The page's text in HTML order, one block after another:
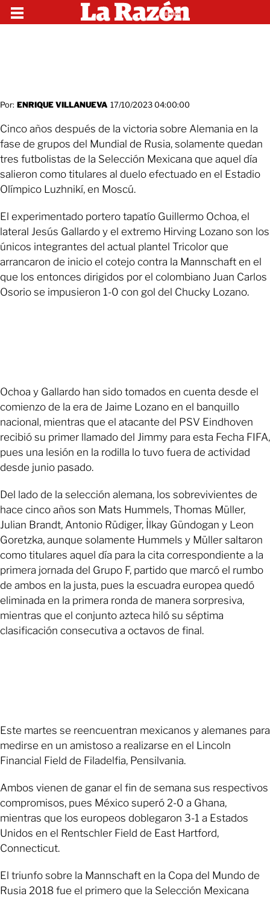
Por: ENRIQUE VILLANUEVA 17/10/2023 04:00:00
Cinco años después de la victoria sobre Alemania en la
fase de grupos del Mundial de Rusia, solamente quedan
tres futbolistas de la Selección Mexicana que aquel día
salieron como titulares al duelo efectuado en el Estadio
Olímpico Luzhnikí, en Moscú.
El experimentado portero tapatío Guillermo Ochoa, el
lateral Jesús Gallardo y el extremo Hirving Lozano son los
únicos integrantes del actual plantel Tricolor que
arrancaron de inicio el cotejo contra la Mannschaft en el
que los entonces dirigidos por el colombiano Juan Carlos
Osorio se impusieron 1-0 con gol del Chucky Lozano.
Ochoa y Gallardo han sido tomados en cuenta desde el
comienzo de la era de Jaime Lozano en el banquillo
nacional, mientras que el atacante del PSV Eindhoven
recibió su primer llamado del Jimmy para esta Fecha FIFA,
pues una lesión en la rodilla lo tuvo fuera de actividad
desde junio pasado.
Del lado de la selección alemana, los sobrevivientes de
hace cinco años son Mats Hummels, Thomas Müller,
Julian Brandt, Antonio Rüdiger, İlkay Gündogan y Leon
Goretzka, aunque solamente Hummels y Müller saltaron
como titulares aquel día para la cita correspondiente a la
primera jornada del Grupo F, partido que marcó el rumbo
de ambos en la justa, pues la escuadra europea quedó
eliminada en la primera ronda de manera sorpresiva,
mientras que el conjunto azteca hiló su séptima
clasificación consecutiva a octavos de final.
Este martes se reencuentran mexicanos y alemanes para
medirse en un amistoso a realizarse en el Lincoln
Financial Field de Filadelfia, Pensilvania.
Ambos vienen de ganar el fin de semana sus respectivos
compromisos, pues México superó 2-0 a Ghana,
mientras que los europeos doblegaron 3-1 a Estados
Unidos en el Rentschler Field de East Hartford,
Connecticut.
El triunfo sobre la Mannschaft en la Copa del Mundo de
Rusia 2018 fue el primero que la Selección Mexicana